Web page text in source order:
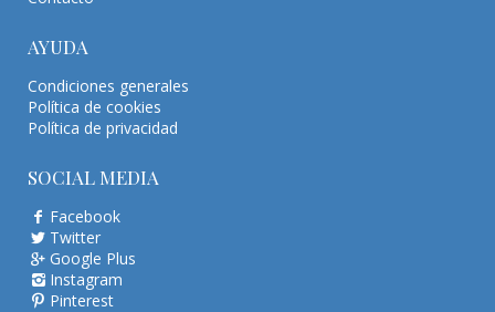
AYUDA
Condiciones generales
Política de cookies
Política de privacidad
SOCIAL MEDIA
Facebook
Twitter
Google Plus
Instagram
Pinterest